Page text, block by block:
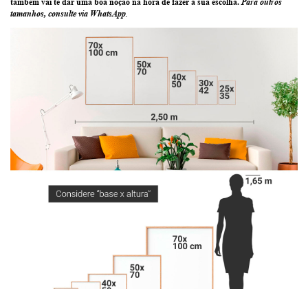
tamanhos, consulte via WhatsApp.